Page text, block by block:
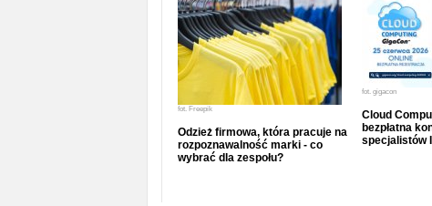
fot. Freepik
Odzież firmowa, która pracuje na
rozpoznawalność marki - co
wybrać dla zespołu?
fot. gigacon
Cloud
bezpłatna
specjalistów